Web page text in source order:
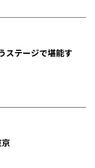
ステージで堪能す